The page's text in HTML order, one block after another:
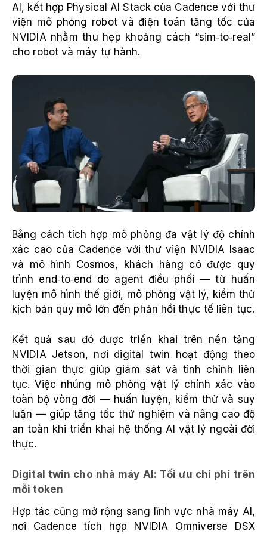
AI, kết hợp Physical AI Stack của Cadence với thư
viện mô phỏng robot và điện toán tăng tốc của
NVIDIA nhằm thu hẹp khoảng cách “sim‑to‑real”
cho robot và máy tự hành.
Bằng cách tích hợp mô phỏng đa vật lý độ chính
xác cao của Cadence với thư viện NVIDIA Isaac
và mô hình Cosmos, khách hàng có được quy
trình end‑to‑end do agent điều phối — từ huấn
luyện mô hình thế giới, mô phỏng vật lý, kiểm thử
kịch bản quy mô lớn đến phản hồi thực tế liên tục.
Kết quả sau đó được triển khai trên nền tảng
NVIDIA Jetson, nơi digital twin hoạt động theo
thời gian thực giúp giám sát và tinh chỉnh liên
tục. Việc nhúng mô phỏng vật lý chính xác vào
toàn bộ vòng đời — huấn luyện, kiểm thử và suy
luận — giúp tăng tốc thử nghiệm và nâng cao độ
an toàn khi triển khai hệ thống AI vật lý ngoài đời
thực.
Digital twin cho nhà máy AI: Tối ưu chi phí trên
mỗi token
Hợp tác cũng mở rộng sang lĩnh vực nhà máy AI,
nơi Cadence tích hợp NVIDIA Omniverse DSX